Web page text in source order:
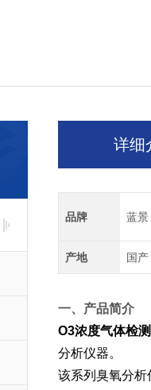
详细
品牌 蓝景
产地 国产
一、产品简介
O3浓度气体检
分析仪器。
该系列臭氧分析